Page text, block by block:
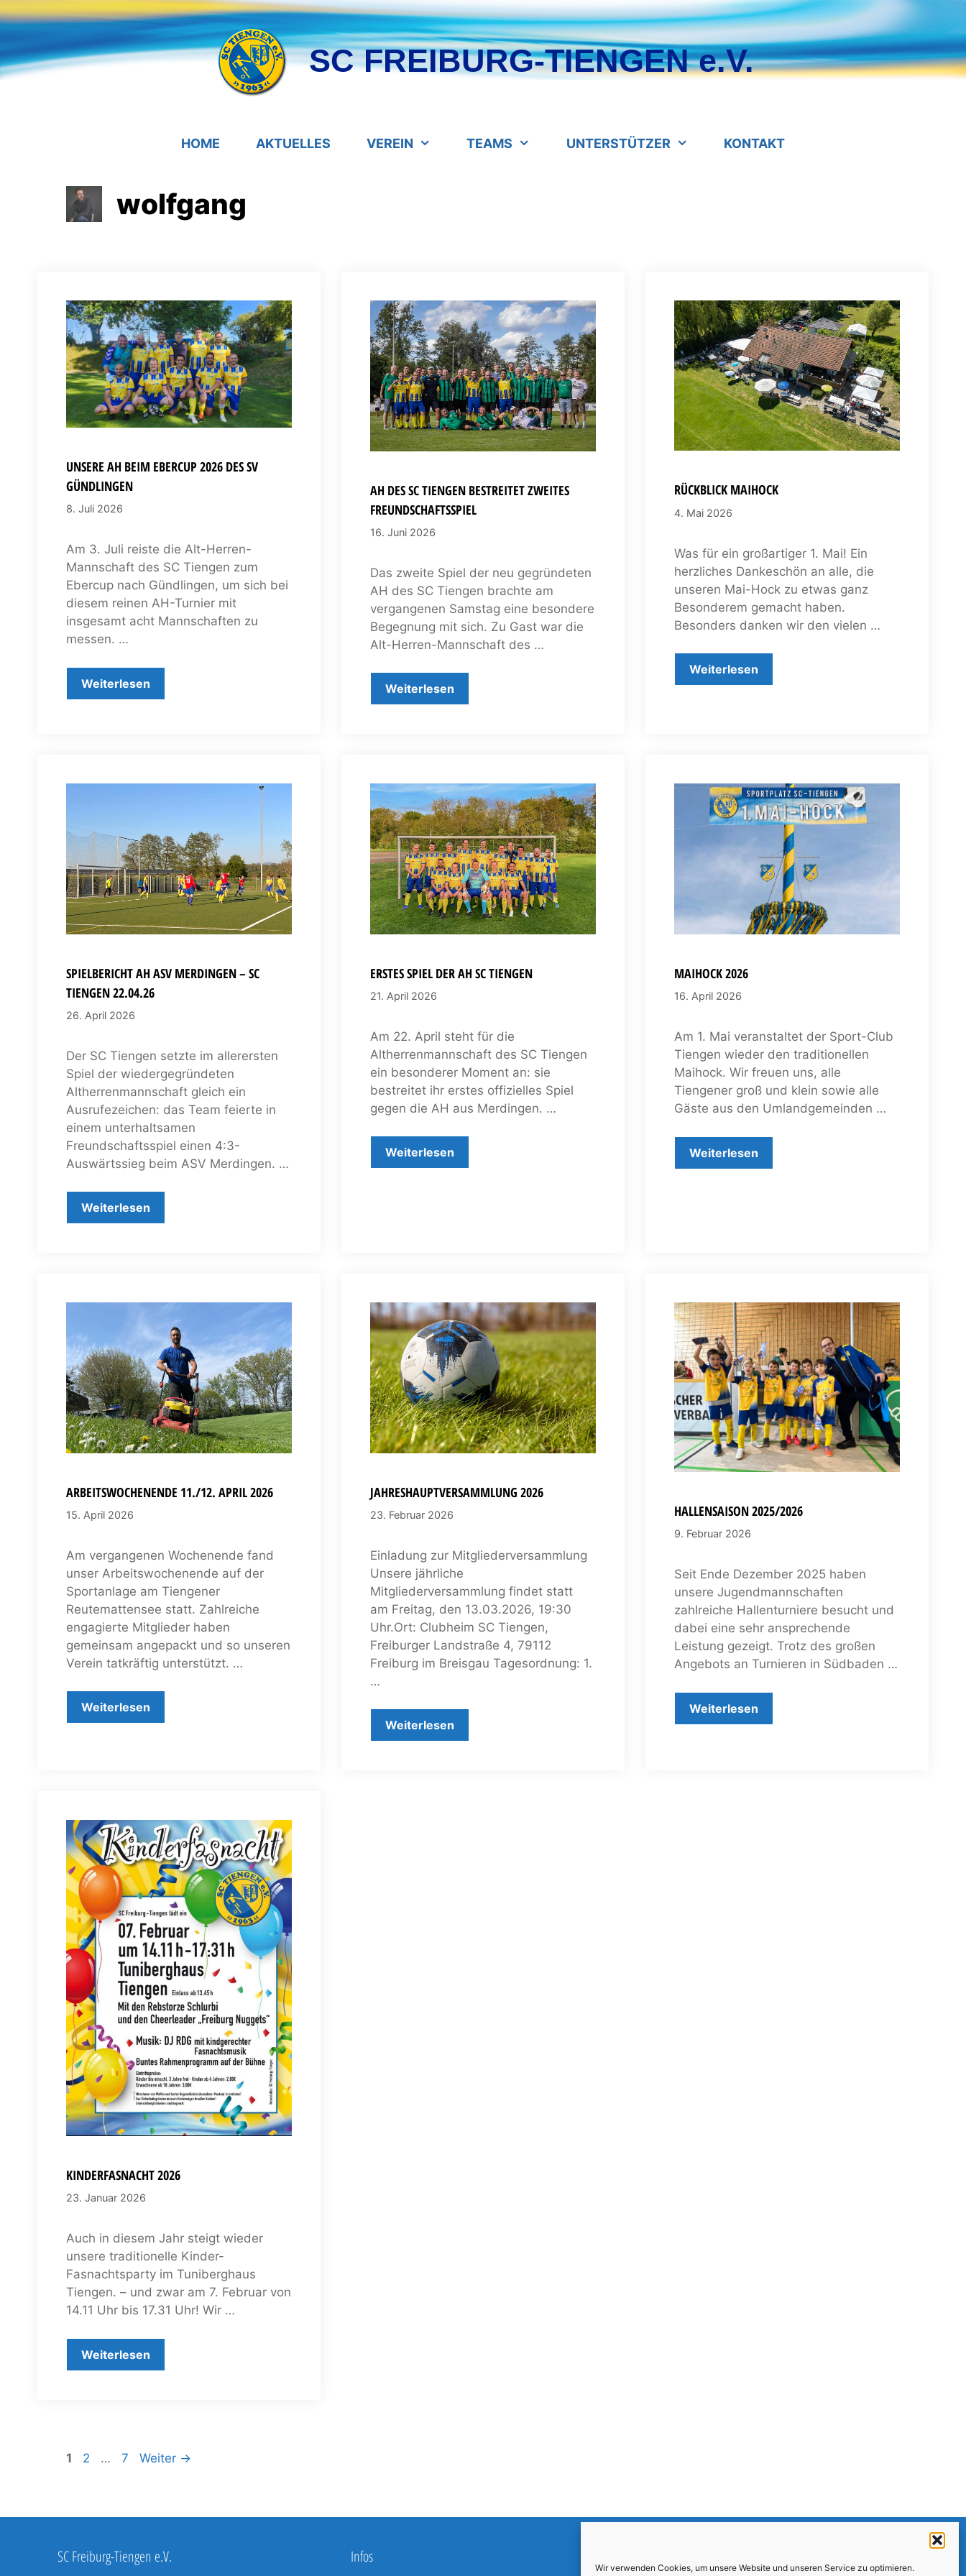
Wir verwenden Cookies, um unsere Website und unseren Service zu optimieren.
Inhalt
SC FREIBURG-TIENGEN e.V.
HOME AKTUELLES VEREIN TEAMS UNTERSTÜTZER KONTAKT
wolfgang
UNSERE AH BEIM EBERCUP 2026 DES SV
GÜNDLINGEN
8. Juli 2026
Am 3. Juli reiste die Alt-Herren-
Mannschaft des SC Tiengen zum
Ebercup nach Gündlingen, um sich bei
diesem reinen AH-Turnier mit
insgesamt acht Mannschaften zu
messen. …
Weiterlesen
AH DES SC TIENGEN BESTREITET ZWEITES
FREUNDSCHAFTSSPIEL
16. Juni 2026
Das zweite Spiel der neu gegründeten
AH des SC Tiengen brachte am
vergangenen Samstag eine besondere
Begegnung mit sich. Zu Gast war die
Alt-Herren-Mannschaft des …
Weiterlesen
RÜCKBLICK MAIHOCK
4. Mai 2026
Was für ein großartiger 1. Mai! Ein
herzliches Dankeschön an alle, die
unseren Mai-Hock zu etwas ganz
Besonderem gemacht haben.
Besonders danken wir den vielen …
Weiterlesen
SPIELBERICHT AH ASV MERDINGEN – SC
TIENGEN 22.04.26
26. April 2026
Der SC Tiengen setzte im allerersten
Spiel der wiedergegründeten
Altherrenmannschaft gleich ein
Ausrufezeichen: das Team feierte in
einem unterhaltsamen
Freundschaftsspiel einen 4:3-
Auswärtssieg beim ASV Merdingen. …
Weiterlesen
ERSTES SPIEL DER AH SC TIENGEN
21. April 2026
Am 22. April steht für die
Altherrenmannschaft des SC Tiengen
ein besonderer Moment an: sie
bestreitet ihr erstes offizielles Spiel
gegen die AH aus Merdingen. …
Weiterlesen
MAIHOCK 2026
16. April 2026
Am 1. Mai veranstaltet der Sport-Club
Tiengen wieder den traditionellen
Maihock. Wir freuen uns, alle
Tiengener groß und klein sowie alle
Gäste aus den Umlandgemeinden …
Weiterlesen
ARBEITSWOCHENENDE 11./12. APRIL 2026
15. April 2026
Am vergangenen Wochenende fand
unser Arbeitswochenende auf der
Sportanlage am Tiengener
Reutemattensee statt. Zahlreiche
engagierte Mitglieder haben
gemeinsam angepackt und so unseren
Verein tatkräftig unterstützt. …
Weiterlesen
JAHRESHAUPTVERSAMMLUNG 2026
23. Februar 2026
Einladung zur Mitgliederversammlung
Unsere jährliche
Mitgliederversammlung findet statt
am Freitag, den 13.03.2026, 19:30
Uhr.Ort: Clubheim SC Tiengen,
Freiburger Landstraße 4, 79112
Freiburg im Breisgau Tagesordnung: 1.
…
Weiterlesen
HALLENSAISON 2025/2026
9. Februar 2026
Seit Ende Dezember 2025 haben
unsere Jugendmannschaften
zahlreiche Hallenturniere besucht und
dabei eine sehr ansprechende
Leistung gezeigt. Trotz des großen
Angebots an Turnieren in Südbaden …
Weiterlesen
KINDERFASNACHT 2026
23. Januar 2026
Auch in diesem Jahr steigt wieder
unsere traditionelle Kinder-
Fasnachtsparty im Tuniberghaus
Tiengen. – und zwar am 7. Februar von
14.11 Uhr bis 17.31 Uhr! Wir …
Weiterlesen
Seite
1 Seite
2 … Seite
7 Weiter →
SC Freiburg-Tiengen e.V. Infos